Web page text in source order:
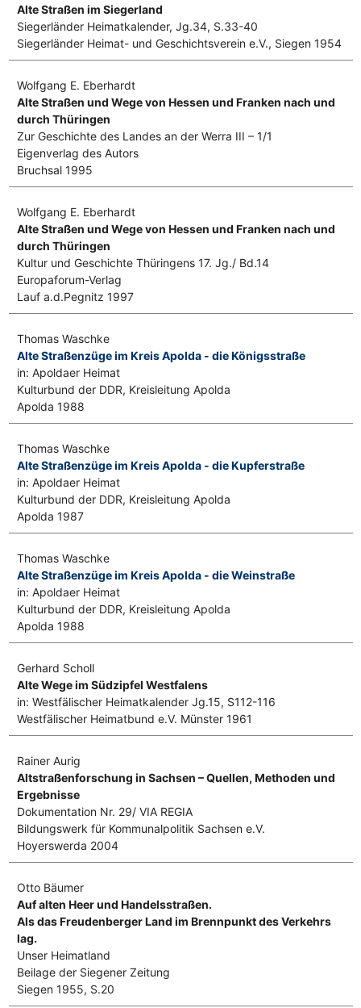
Alte Straßen im Siegerland
Siegerländer Heimatkalender, Jg.34, S.33-40
Siegerländer Heimat- und Geschichtsverein e.V., Siegen 1954
Wolfgang E. Eberhardt
Alte Straßen und Wege von Hessen und Franken nach und
durch Thüringen
Zur Geschichte des Landes an der Werra III – 1/1
Eigenverlag des Autors
Bruchsal 1995
Wolfgang E. Eberhardt
Alte Straßen und Wege von Hessen und Franken nach und
durch Thüringen
Kultur und Geschichte Thüringens 17. Jg./ Bd.14
Europaforum-Verlag
Lauf a.d.Pegnitz 1997
Thomas Waschke
Alte Straßenzüge im Kreis Apolda - die Königsstraße
in: Apoldaer Heimat
Kulturbund der DDR, Kreisleitung Apolda
Apolda 1988
Thomas Waschke
Alte Straßenzüge im Kreis Apolda - die Kupferstraße
in: Apoldaer Heimat
Kulturbund der DDR, Kreisleitung Apolda
Apolda 1987
Thomas Waschke
Alte Straßenzüge im Kreis Apolda - die Weinstraße
in: Apoldaer Heimat
Kulturbund der DDR, Kreisleitung Apolda
Apolda 1988
Gerhard Scholl
Alte Wege im Südzipfel Westfalens
in: Westfälischer Heimatkalender Jg.15, S112-116
Westfälischer Heimatbund e.V. Münster 1961
Rainer Aurig
Altstraßenforschung in Sachsen – Quellen, Methoden und
Ergebnisse
Dokumentation Nr. 29/ VIA REGIA
Bildungswerk für Kommunalpolitik Sachsen e.V.
Hoyerswerda 2004
Otto Bäumer
Auf alten Heer und Handelsstraßen.
Als das Freudenberger Land im Brennpunkt des Verkehrs
lag.
Unser Heimatland
Beilage der Siegener Zeitung
Siegen 1955, S.20